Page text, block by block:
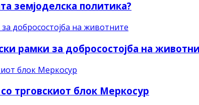
земјоделска политика?
рамки за добросостојба на
трговскиот блок Меркосур